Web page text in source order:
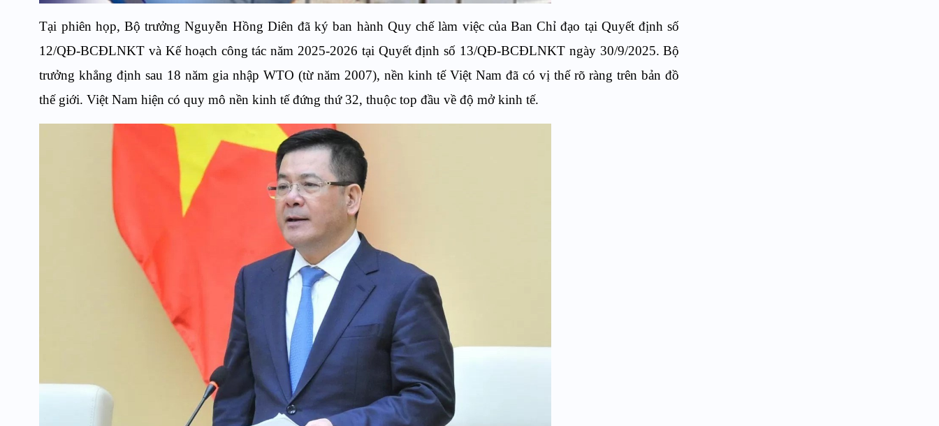
Tại phiên họp, Bộ trưởng Nguyễn Hồng Diên đã ký ban hành Quy chế làm việc của Ban Chỉ đạo tại Quyết định số
12/QĐ-BCĐLNKT và Kế hoạch công tác năm 2025-2026 tại Quyết định số 13/QĐ-BCĐLNKT ngày 30/9/2025. Bộ
trưởng khẳng định sau 18 năm gia nhập WTO (từ năm 2007), nền kinh tế Việt Nam đã có vị thế rõ ràng trên bản đồ
thế giới. Việt Nam hiện có quy mô nền kinh tế đứng thứ 32, thuộc top đầu về độ mở kinh tế.